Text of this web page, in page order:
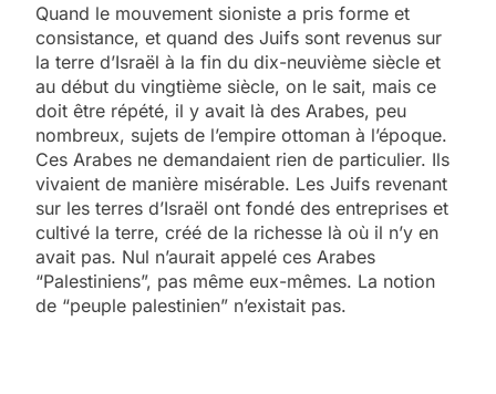
Quand le mouvement sioniste a pris forme et
consistance, et quand des Juifs sont revenus sur
la terre d’Israël à la fin du dix-neuvième siècle et
au début du vingtième siècle, on le sait, mais ce
doit être répété, il y avait là des Arabes, peu
nombreux, sujets de l’empire ottoman à l’époque.
Ces Arabes ne demandaient rien de particulier. Ils
vivaient de manière misérable. Les Juifs revenant
sur les terres d’Israël ont fondé des entreprises et
cultivé la terre, créé de la richesse là où il n’y en
avait pas. Nul n’aurait appelé ces Arabes
“Palestiniens”, pas même eux-mêmes. La notion
de “peuple palestinien” n’existait pas.